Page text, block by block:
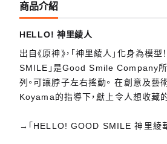
商品介紹
HELLO! 神里綾人
出自《原神》，「神里綾人」化身為模
SMILE」是Good Smile Company
列。可讓脖子左右搖動。 在創意及藝
Koyama的指導下，獻上令人想收藏
→「HELLO! GOOD SMILE 神里綾華